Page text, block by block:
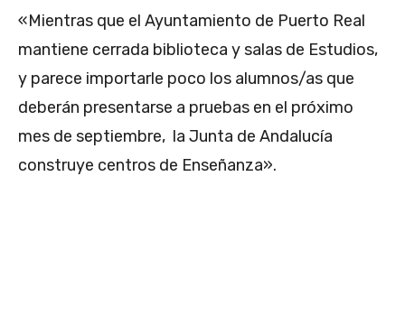
«Mientras que el Ayuntamiento de Puerto Real
mantiene cerrada biblioteca y salas de Estudios,
y parece importarle poco los alumnos/as que
deberán presentarse a pruebas en el próximo
mes de septiembre, la Junta de Andalucía
construye centros de Enseñanza».